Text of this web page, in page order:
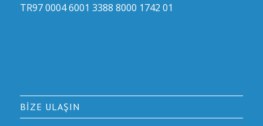
TR97 0004 6001 3388 8000 1742 01
BIZE ULAŞIN